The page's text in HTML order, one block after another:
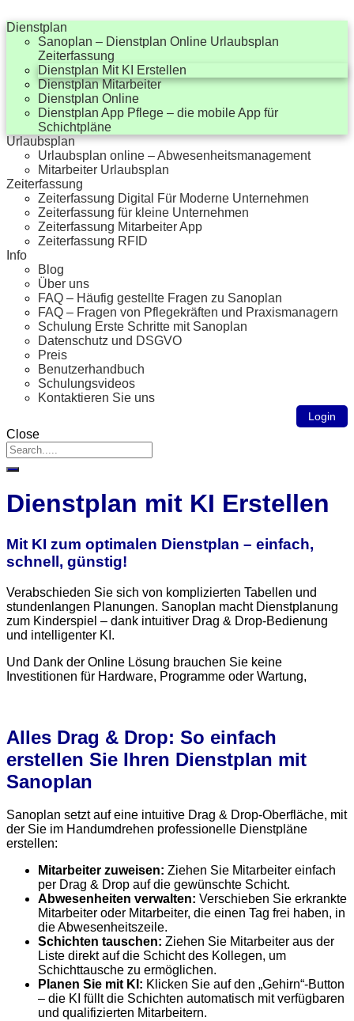
Dienstplan
Sanoplan – Dienstplan Online Urlaubsplan
Zeiterfassung
Dienstplan Mit KI Erstellen
Dienstplan Mitarbeiter
Dienstplan Online
Dienstplan App Pflege – die mobile App für
Schichtpläne
Urlaubsplan
Urlaubsplan online – Abwesenheitsmanagement
Mitarbeiter Urlaubsplan
Zeiterfassung
Zeiterfassung Digital Für Moderne Unternehmen
Zeiterfassung für kleine Unternehmen
Zeiterfassung Mitarbeiter App
Zeiterfassung RFID
Info
Blog
Über uns
FAQ – Häufig gestellte Fragen zu Sanoplan
FAQ – Fragen von Pflegekräften und Praxismanagern
Schulung Erste Schritte mit Sanoplan
Datenschutz und DSGVO
Preis
Benutzerhandbuch
Schulungsvideos
Kontaktieren Sie uns
Login
Close
Dienstplan mit KI Erstellen
Mit KI zum optimalen Dienstplan – einfach,
schnell, günstig!
Verabschieden Sie sich von komplizierten Tabellen und
stundenlangen Planungen. Sanoplan macht Dienstplanung
zum Kinderspiel – dank intuitiver Drag & Drop-Bedienung
und intelligenter KI.
Und Dank der Online Lösung brauchen Sie keine
Investitionen für Hardware, Programme oder Wartung,
Alles Drag & Drop: So einfach
erstellen Sie Ihren Dienstplan mit
Sanoplan
Sanoplan setzt auf eine intuitive Drag & Drop-Oberfläche, mit
der Sie im Handumdrehen professionelle Dienstpläne
erstellen:
Mitarbeiter zuweisen: Ziehen Sie Mitarbeiter einfach
per Drag & Drop auf die gewünschte Schicht.
Abwesenheiten verwalten: Verschieben Sie erkrankte
Mitarbeiter oder Mitarbeiter, die einen Tag frei haben, in
die Abwesenheitszeile.
Schichten tauschen: Ziehen Sie Mitarbeiter aus der
Liste direkt auf die Schicht des Kollegen, um
Schichttausche zu ermöglichen.
Planen Sie mit KI: Klicken Sie auf den „Gehirn“-Button
– die KI füllt die Schichten automatisch mit verfügbaren
und qualifizierten Mitarbeitern.